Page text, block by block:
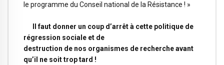
le programme du Conseil national de la Résistance ! »
Il faut donner un coup d’arrêt à cette politique de
régression sociale et de
destruction de nos organismes de recherche avant
qu’il ne soit trop tard !